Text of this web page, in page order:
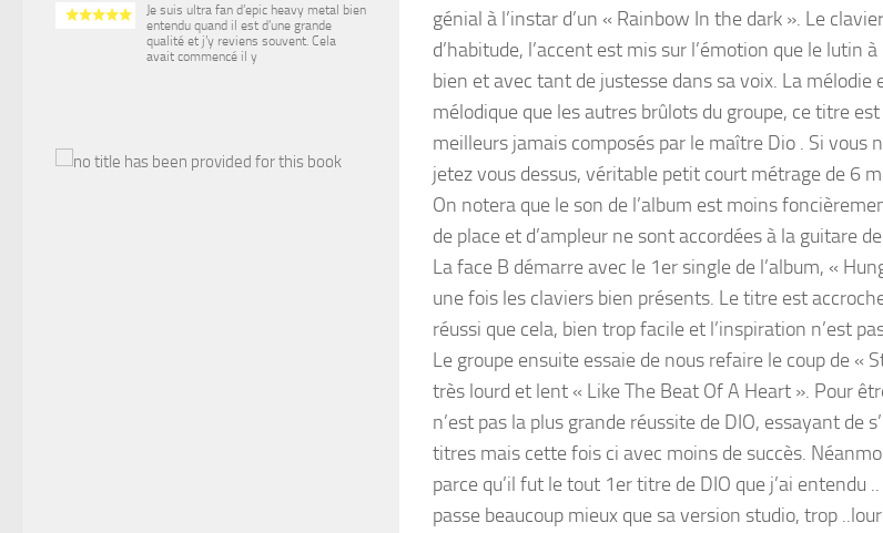
génial à l’instar d’un « Rainbow In the dark ». Le
d’habitude, l’accent est mis sur l’émotion que le lutin
bien et avec tant de justesse dans sa voix. La mélodie
mélodique que les autres brûlots du groupe, ce titre
meilleurs jamais composés par le maître Dio . Si vous
jetez vous dessus, véritable petit court métrage de 6
On notera que le son de l’album est moins
de place et d’ampleur ne sont accordées à la guitare
La face B démarre avec le 1er single de l’album, «
une fois les claviers bien présents. Le titre est
réussi que cela, bien trop facile et l’inspiration n’est
Le groupe ensuite essaie de nous refaire le coup de «
très lourd et lent « Like The Beat Of A Heart ». Pour
n’est pas la plus grande réussite de DIO, essayant de
titres mais cette fois ci avec moins de succès.
parce qu’il fut le tout 1er titre de DIO que j’ai entendu
passe beaucoup mieux que sa version studio, trop
Je suis ultra fan d’epic heavy metal bien
entendu quand il est d’une grande
qualité et j’y reviens souvent. Cela
avait commencé il y